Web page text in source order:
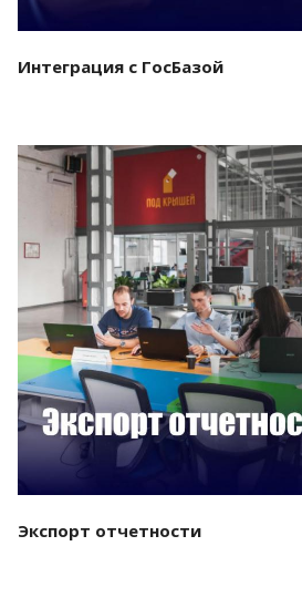
Интеграция с ГосБазой
Смотреть проект
Экспорт отчетности